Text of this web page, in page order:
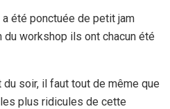
été ponctuée de petit jam
du workshop ils ont chacun été
soir, il faut tout de même que
plus ridicules de cette